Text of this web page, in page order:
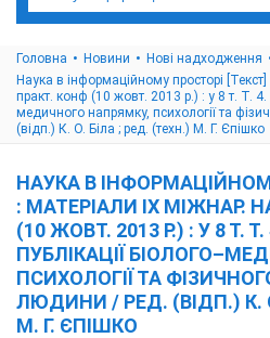
Головна Новини Нові надходження
Наука в інформаційному просторі
практ. конф (10 жовт. 2013 р.) : у 8 т. Т. 4.
медичного напрямку, психології та
(відп.) К. О. Біла ; ред. (техн.) М. Г. Єпішко
НАУКА В
: МАТЕРІАЛИ ІX МІЖНАР.
(10 ЖОВТ. 2013 Р.) : У 8 Т.
ПУБЛІКАЦІЇ
ПСИХОЛОГІЇ ТА
ЛЮДИНИ / РЕД. (ВІДП.) К.
М. Г. ЄПІШКО